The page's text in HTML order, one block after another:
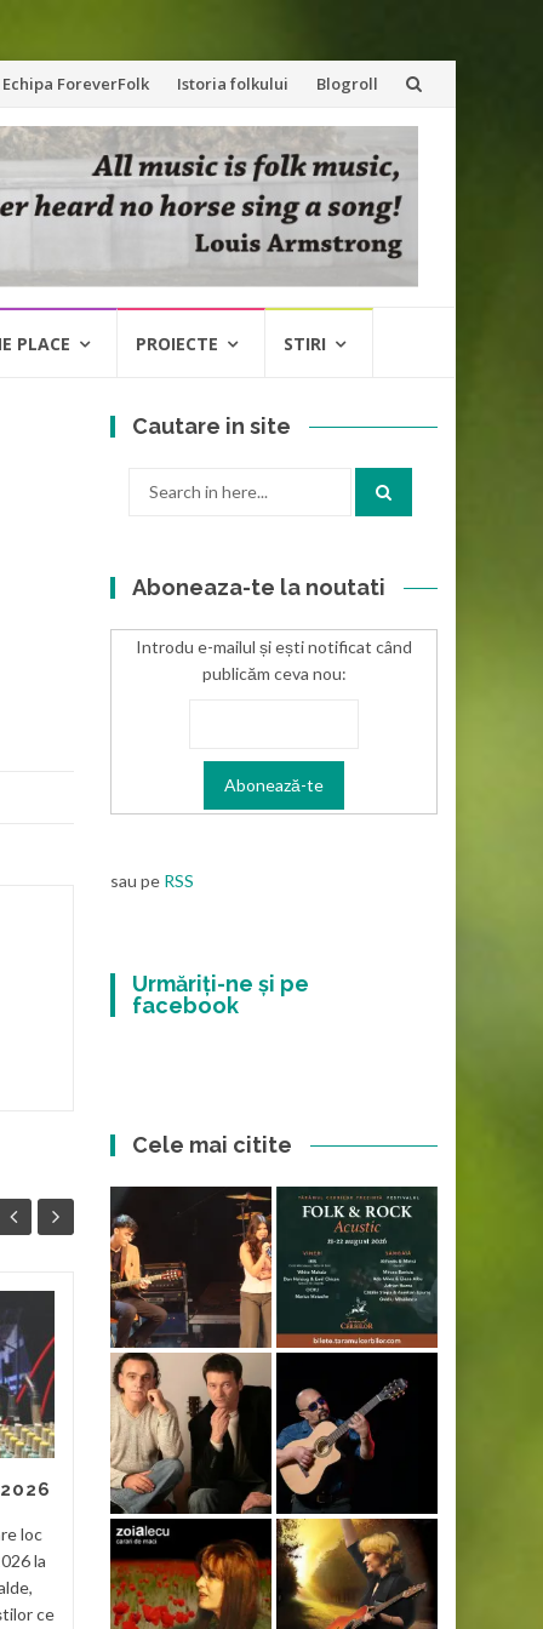
Echipa ForeverFolk Istoria folkului Blogroll
PLACE PROIECTE STIRI
loc
la
ce
29
APR
Dacii liberi
Pe cei de la Dacii liberi cred
că i-am văzut prima dată la
Tecuci acum vreo 4-5 ani și
recunosc că nu m-au
impresionat. Erau multe...
Noutati Read More
Cautare in site
Aboneaza-te la noutati
Introdu e-mailul și ești notificat când
publicăm ceva nou:
sau pe RSS
Urmăriți-ne și pe
facebook
Cele mai citite